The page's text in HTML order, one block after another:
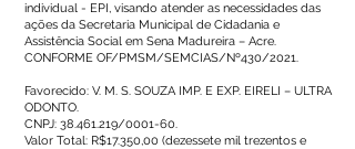
individual - EPI, visando atender as necessidades das
ações da Secretaria Municipal de Cidadania e
Assistência Social em Sena Madureira – Acre.
CONFORME OF/PMSM/SEMCIAS/Nº430/2021.
Favorecido: V. M. S. SOUZA IMP. E EXP. EIRELI – ULTRA
ODONTO.
CNPJ: 38.461.219/0001-60.
Valor Total: R$17.350,00 (dezessete mil trezentos e